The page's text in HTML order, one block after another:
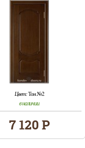
Цвет:Тон №2
в наличии
7 120 Р